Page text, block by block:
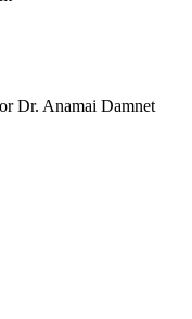
Dr. Anamai Damnet